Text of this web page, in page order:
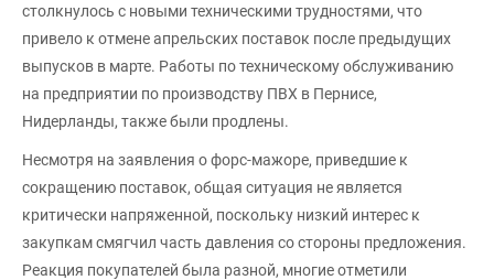
столкнулось с новыми техническими трудностями, что
привело к отмене апрельских поставок после предыдущих
выпусков в марте. Работы по техническому обслуживанию
на предприятии по производству ПВХ в Пернисе,
Нидерланды, также были продлены.
Несмотря на заявления о форс-мажоре, приведшие к
сокращению поставок, общая ситуация не является
критически напряженной, поскольку низкий интерес к
закупкам смягчил часть давления со стороны предложения.
Реакция покупателей была разной, многие отметили